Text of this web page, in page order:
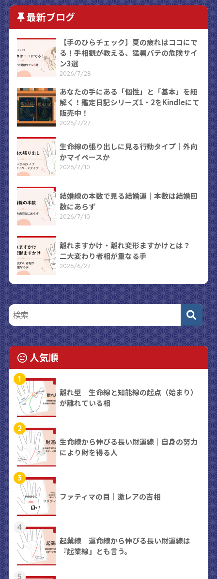
最新ブログ
【手のひらチェック】夏の疲れはココにで
る！手相観が教える、猛暑バテの危険サイ
ン3選
2026/7/28
あなたの手にある「個性」と「基本」を紐
解く！鑑定日記シリーズ1・2をKindleにて
販売中！
2026/7/27
生命線の張り出しに見る行動タイプ｜外向
かマイペースか
2026/7/10
結婚線の本数で見る結婚運｜本数は結婚回
数にあらず
2026/7/10
離れますかけ・離れ変形ますかけとは？｜
二大変わり者相が重なる手
2026/6/27
人気順
1
離れ型｜生命線と知能線の起点（始まり）
が離れている相
2
生命線から伸びる長い財運線｜自身の努力
により財を得る人
3
ファティマの目｜激レアの吉相
4
起業線｜運命線から伸びる長い財運線は
『起業線』とも言う。
5